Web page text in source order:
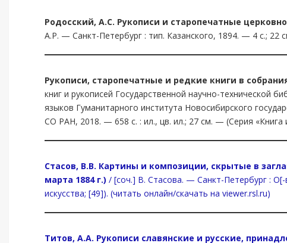
Родосский, А.С. Рукописи и старопечатные
А.Р. — Санкт-Петербург : тип. Казанского, 1894. — 4 с.; 22
Рукописи, старопечатные и редкие книги в
книг и рукописей Государственной научно-технической
языков Гуманитарного института Новосибирского
СО РАН, 2018. — 658 с. : ил., цв. ил.; 27 см. — (Серия «Книга
Стасов, В.В. Картины и композиции, скрытые в
марта 1884 г.) / [соч.] В. Стасова. — Санкт-Петербург :
искусства; [49]). (читать онлайн/скачать на viewer.rsl.ru)
Титов, А.А. Рукописи славянские и русские,